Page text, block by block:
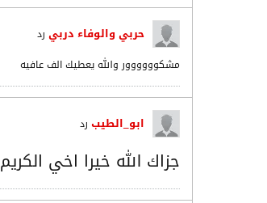
حربي والوفاء دربي رد
مشكوووووور والله يعطيك الف عافيه
ابو_الطيب رد
جزاك الله خيرا اخي الكريم